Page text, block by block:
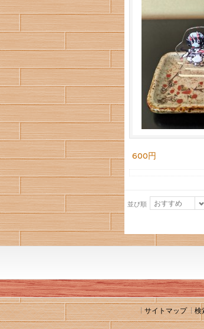
600円
並び順 おすすめ
サイトマップ 検